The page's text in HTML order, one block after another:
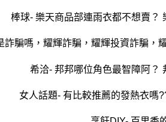
棒球- 樂天商品部連雨衣都不想賣？
詐騙嗎，耀輝詐騙，耀輝投資詐騙，
希洽- 邦邦哪位角色最智障阿？
女人話題- 有比較推薦的發熱衣嗎